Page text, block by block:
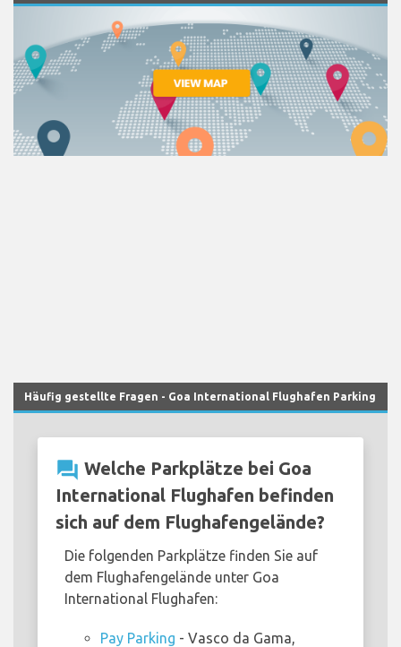
Häufig gestellte Fragen - Goa International Flughafen Parking
question_answer Welche Parkplätze bei Goa
International Flughafen befinden
sich auf dem Flughafengelände?
Die folgenden Parkplätze finden Sie auf
dem Flughafengelände unter Goa
International Flughafen:
Pay Parking - Vasco da Gama,